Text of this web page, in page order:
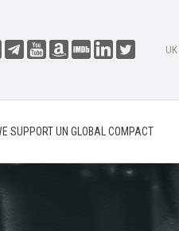
UK
SUPPORT UN GLOBAL COMPACT